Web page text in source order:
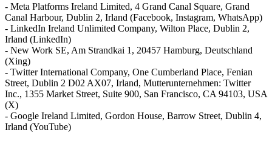
- Meta Platforms Ireland Limited, 4 Grand Canal Square, Grand
Canal Harbour, Dublin 2, Irland (Facebook, Instagram, WhatsApp)
- LinkedIn Ireland Unlimited Company, Wilton Place, Dublin 2,
Irland (LinkedIn)
- New Work SE, Am Strandkai 1, 20457 Hamburg, Deutschland
(Xing)
- Twitter International Company, One Cumberland Place, Fenian
Street, Dublin 2 D02 AX07, Irland, Mutterunternehmen: Twitter
Inc., 1355 Market Street, Suite 900, San Francisco, CA 94103, USA
(X)
- Google Ireland Limited, Gordon House, Barrow Street, Dublin 4,
Irland (YouTube)